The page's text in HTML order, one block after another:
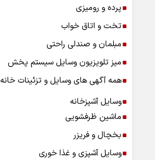
پرده و رومیزی
تخت و اتاق خواب
مبلمان و صندلی راحتی
میز تلویزیون وسایل سیستم پخش
همه آگهی های وسایل و تزئینات خانه
وسایل آشپزخانه
ماشین ظرفشویی
بخچال و فریزر
وسایل آشپزی و غذا خوری